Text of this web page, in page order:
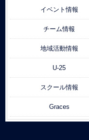
イベント情報
チーム情報
地域活動情報
U-25
スクール情報
Graces